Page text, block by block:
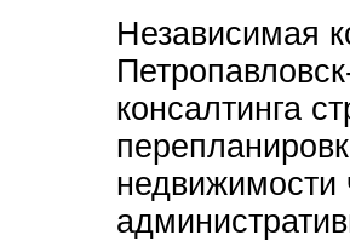
Независимая
консалтинга
недвижимости